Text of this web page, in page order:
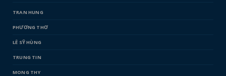
TRAN HUNG
PHƯƠNG THƠ
LÊ SỸ HÙNG
TRUNG TIN
MONG THY